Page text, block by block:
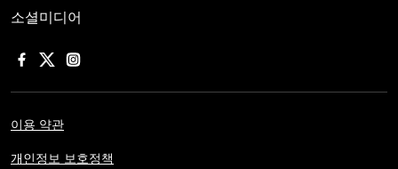
소셜미디어
이용 약관
개인정보 보호정책